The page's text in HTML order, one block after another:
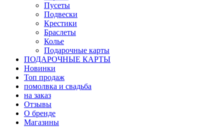
Пусеты
Подвески
Крестики
Браслеты
Колье
Подарочные карты
ПОДАРОЧНЫЕ КАРТЫ
Новинки
Топ продаж
помолвка и свадьба
на заказ
Отзывы
О бренде
Магазины